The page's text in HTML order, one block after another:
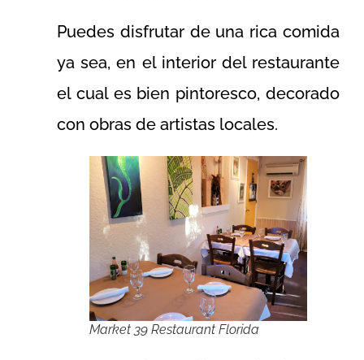
Puedes disfrutar de una rica comida
ya sea, en el interior del restaurante
el cual es bien pintoresco, decorado
con obras de artistas locales.
Market 39 Restaurant Florida